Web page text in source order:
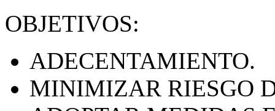
OBJETIVOS:
ADECENTAMIENTO.
MINIMIZAR RIESGO